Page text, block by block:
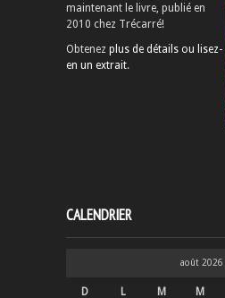
maintenant le livre, publié en
2010 chez Trécarré!
Obtenez plus de détails ou lisez-
en un extrait.
CALENDRIER
août 2026
D L M M